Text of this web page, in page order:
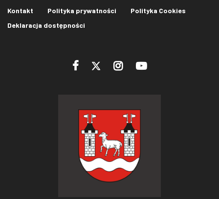
Kontakt Polityka prywatności
Polityka Cookies
Deklaracja dostępności